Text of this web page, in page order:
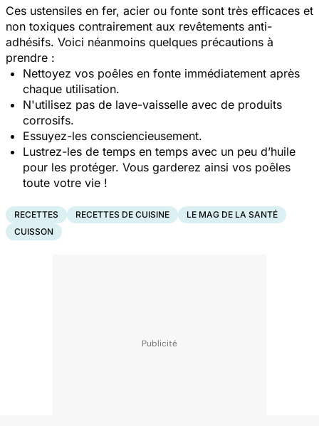
Ces ustensiles en fer, acier ou fonte sont très efficaces et
non toxiques contrairement aux revêtements anti-
adhésifs. Voici néanmoins quelques précautions à
prendre :
Nettoyez vos poêles en fonte immédiatement après
chaque utilisation.
N'utilisez pas de lave-vaisselle avec de produits
corrosifs.
Essuyez-les consciencieusement.
Lustrez-les de temps en temps avec un peu d’huile
pour les protéger. Vous garderez ainsi vos poêles
toute votre vie !
RECETTES RECETTES DE CUISINE
LE MAG DE LA SANTÉ
CUISSON